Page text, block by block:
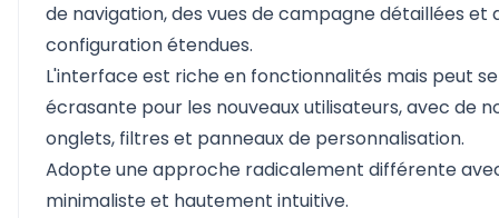
de navigation, des vues de campagne détaillées et
configuration étendues.
L'interface est riche en fonctionnalités mais peut
écrasante pour les nouveaux utilisateurs, avec de
onglets, filtres et panneaux de personnalisation.
Adopte une approche radicalement différente
minimaliste et hautement intuitive.